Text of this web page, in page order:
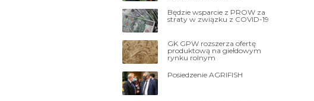
Będzie wsparcie z PROW za
straty w związku z COVID-19
GK GPW rozszerza ofertę
produktową na giełdowym
rynku rolnym
Posiedzenie AGRIFISH